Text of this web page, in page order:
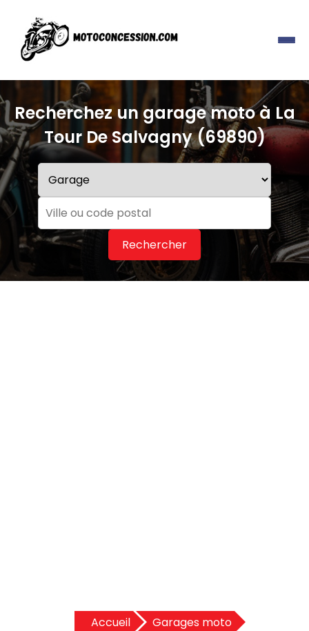
Recherchez un garage moto à La
Tour De Salvagny (69890)
Rechercher
Accueil
Garages moto